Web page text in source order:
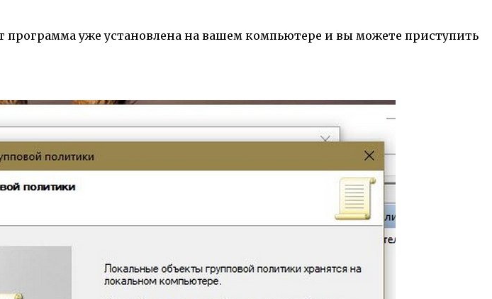
уже установлена на вашем компьютере и вы можете приступить